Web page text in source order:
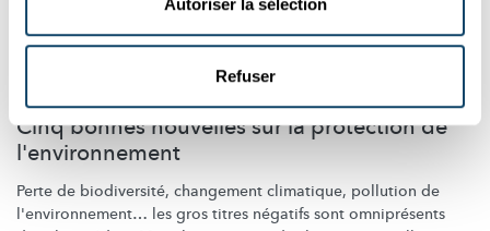
Autoriser la sélection
Refuser
Cinq bonnes nouvelles sur la protection de
l'environnement
Perte de biodiversité, changement climatique, pollution de
l'environnement… les gros titres négatifs sont omniprésents